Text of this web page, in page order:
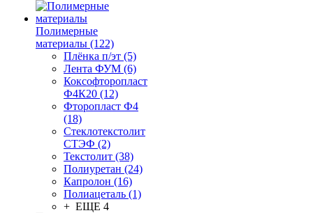
Полимерные
материалы (122)
Плёнка п/эт (5)
Лента ФУМ (6)
Коксофторопласт
Ф4К20 (12)
Фторопласт Ф4
(18)
Стеклотекстолит
СТЭФ (2)
Текстолит (38)
Полиуретан (24)
Капролон (16)
Полиацеталь (1)
+ ЕЩЕ 4